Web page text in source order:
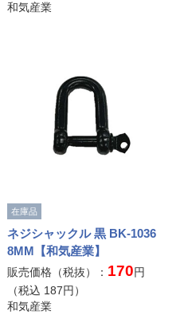
和気産業
在庫品
ネジシャックル 黒 BK-1036
8MM【和気産業】
販売価格（税抜）： 170円
（税込 187円）
和気産業